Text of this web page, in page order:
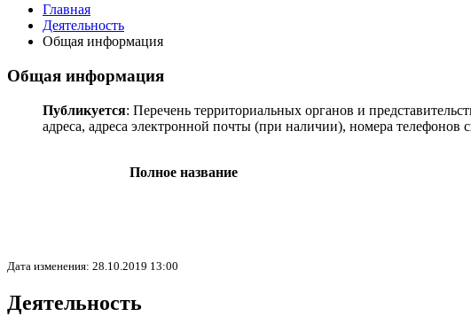
Главная
Деятельность
Общая информация
Общая информация
Публикуется: Перечень территориальных органов и
адреса, адреса электронной почты (при наличии), номера телефонов
Полное название
Дата изменения: 28.10.2019 13:00
Деятельность